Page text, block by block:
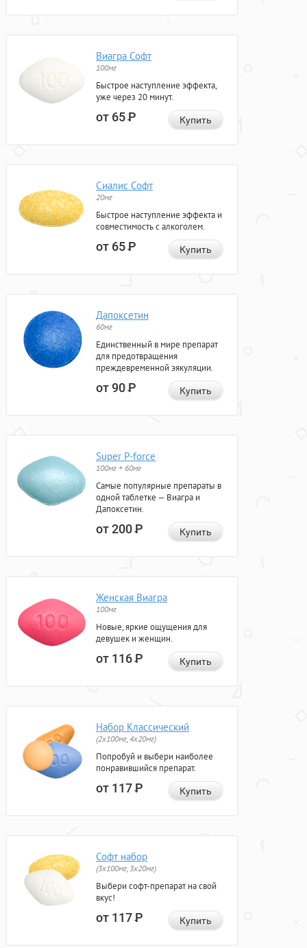
Виагра Софт
100мг
Быстрое наступление эффекта,
уже через 20 минут.
от 65Р Купить
Сиалис Софт
20мг
Быстрое наступление эффекта и
совместимость с алкоголем.
от 65Р Купить
Дапоксетин
60мг
Единственный в мире препарат
для предотвращения
преждевременной эякуляции.
от 90Р Купить
Super P-force
100мг + 60мг
Самые популярные препараты в
одной таблетке — Виагра и
Дапоксетин.
от 200Р Купить
Женская Виагра
100мг
Новые, яркие ощущения для
девушек и женщин.
от 116Р Купить
Набор Классический
(2x100мг, 4x20мг)
Попробуй и выбери наиболее
понравившийся препарат.
от 117Р Купить
Софт набор
(3x100мг, 3x20мг)
Выбери софт-препарат на свой
вкус!
от 117Р Купить